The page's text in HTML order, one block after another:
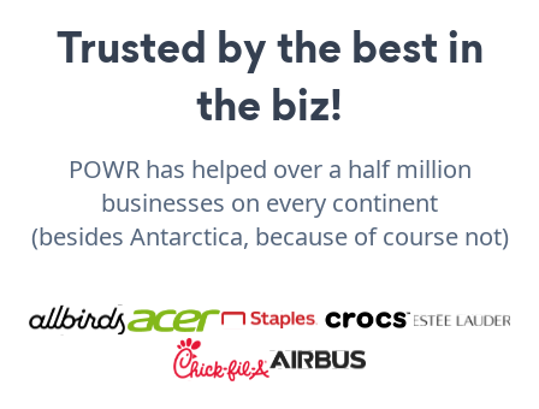
Trusted by the best in
the biz!
POWR has helped over a half million
businesses on every continent
(besides Antarctica, because of course not)